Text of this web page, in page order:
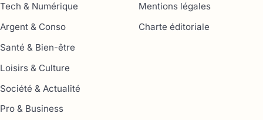
Tech & Numérique
Argent & Conso
Santé & Bien-être
Loisirs & Culture
Société & Actualité
Pro & Business
Mentions légales
Charte éditoriale